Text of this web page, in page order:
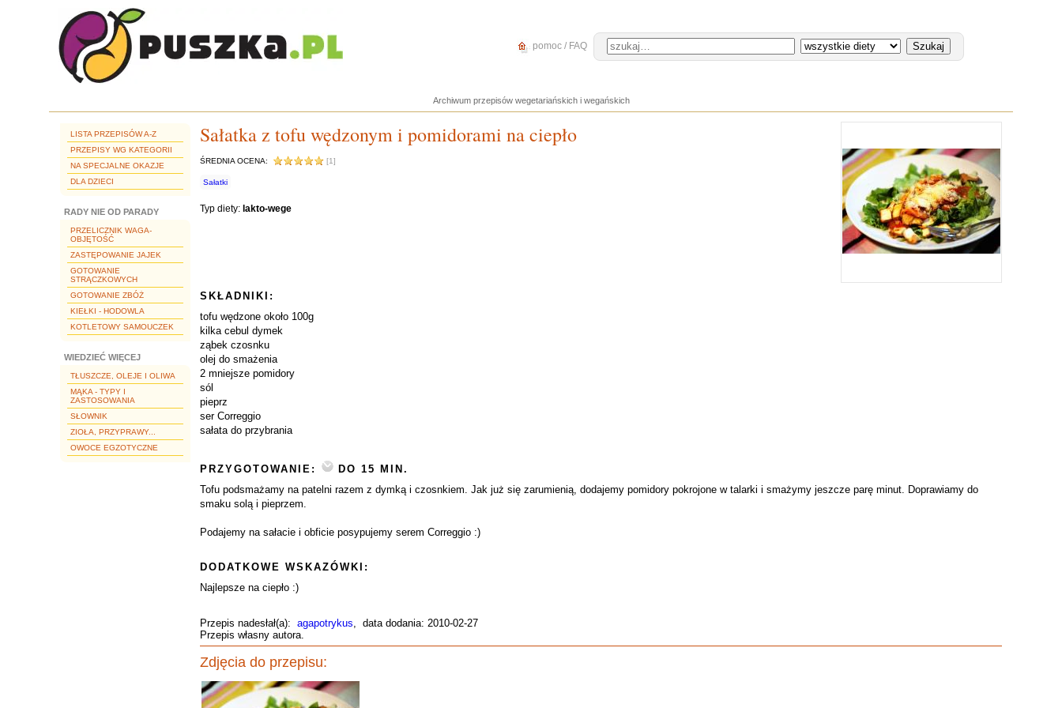
pomoc / FAQ
Archiwum przepisów wegetariańskich i wegańskich
LISTA PRZEPISÓW A-Z
PRZEPISY WG KATEGORII
NA SPECJALNE OKAZJE
DLA DZIECI
RADY NIE OD PARADY
PRZELICZNIK WAGA-
OBJĘTOŚĆ
ZASTĘPOWANIE JAJEK
GOTOWANIE
STRĄCZKOWYCH
GOTOWANIE ZBÓŻ
KIEŁKI - HODOWLA
KOTLETOWY SAMOUCZEK
WIEDZIEĆ WIĘCEJ
TŁUSZCZE, OLEJE I OLIWA
MĄKA - TYPY I
ZASTOSOWANIA
SŁOWNIK
ZIOŁA, PRZYPRAWY...
OWOCE EGZOTYCZNE
Sałatka z tofu wędzonym i pomidorami na ciepło
ŚREDNIA OCENA: [1]
Sałatki
Typ diety: lakto-wege
SKŁADNIKI:
tofu wędzone około 100g
kilka cebul dymek
ząbek czosnku
olej do smażenia
2 mniejsze pomidory
sól
pieprz
ser Correggio
sałata do przybrania
PRZYGOTOWANIE:
DO 15 MIN.
Tofu podsmażamy na patelni razem z dymką i czosnkiem. Jak już się zarumienią, dodajemy pomidory pokrojone w talarki i smażymy jeszcze parę minut. Doprawiamy do
smaku solą i pieprzem.
Podajemy na sałacie i obficie posypujemy serem Correggio :)
DODATKOWE WSKAZÓWKI:
Najlepsze na ciepło :)
Przepis nadesłał(a): agapotrykus, data dodania: 2010-02-27
Przepis własny autora.
Zdjęcia do przepisu: